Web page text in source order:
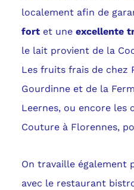
localement afin de
fortet une excellente
le lait provient de la
Les fruits frais de chez
Gourdinne et de la
Leernes, ou encore
Couture à Florennes,
On travaille également
avec le restaurant